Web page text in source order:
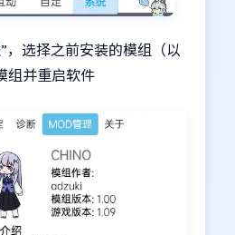
，选择之前安装的模组（以
组并重启软件